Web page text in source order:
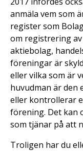
anmäla vem som
register som
om registrering
aktiebolag,
föreningar är
eller vilka som är
huvudman är den
eller kontrollerar
förening. Det kan
som tjänar på att
Troligen har du